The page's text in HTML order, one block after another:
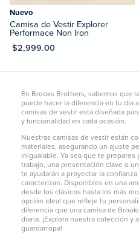
Nuevo
Camisa de Vestir Explorer
Performace Non Iron
$2,999.00
En Brooks Brothers, sabemos que
puede hacer la diferencia en tu día
camisas de vestir está diseñada
y funcionalidad en cada ocasión.
Nuestras camisas de vestir están
materiales, asegurando un ajuste
inigualable. Ya sea que te
trabajo, una presentación clave o
te ayudarán a proyectar la
caracterizan. Disponibles en una
desde los clásicos hasta los más
opción ideal que refleje tu
diferencia que una camisa de
diaria. ¡Explora nuestra colección y
guardarropa!